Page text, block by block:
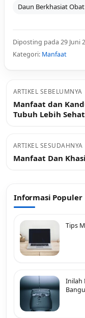
Daun Berkhasiat Obat
Diposting pada 29 Juni
Kategori: Manfaat
ARTIKEL SEBELUMNYA
Manfaat dan
Tubuh Lebih Sehat
ARTIKEL SESUDAHNYA
Manfaat Dan
Informasi Populer
Tips
Inilah